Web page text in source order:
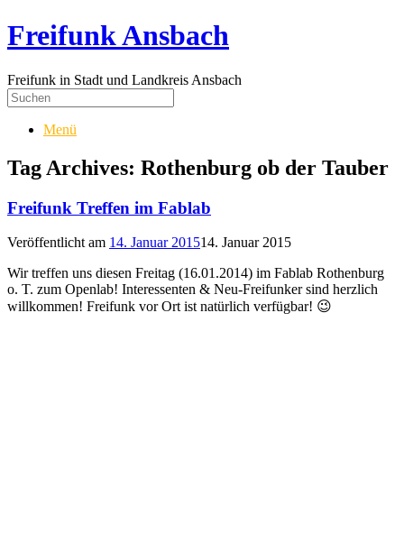
Freifunk Ansbach
Freifunk in Stadt und Landkreis Ansbach
Menü
Tag Archives: Rothenburg ob der Tauber
Freifunk Treffen im Fablab
Veröffentlicht am 14. Januar 201514. Januar 2015
Wir treffen uns diesen Freitag (16.01.2014) im Fablab Rothenburg
o. T. zum Openlab! Interessenten & Neu-Freifunker sind herzlich
willkommen! Freifunk vor Ort ist natürlich verfügbar! 😉